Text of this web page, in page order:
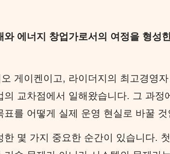
와 에너지 창업가로서의 여정을 형성
게이켄이고, 라이더지의 최고경영
의 교차점에서 일해왔습니다. 그 과
표를 어떻게 실제 운영 현실로 바꿀 것
한 몇 가지 중요한 순간이 있습니다.